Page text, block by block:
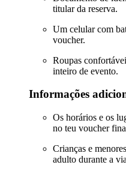
titular da reserva.
Um celular com
voucher.
Roupas
inteiro de evento.
Informações
Os horários e os
no teu voucher
Crianças e
adulto durante a